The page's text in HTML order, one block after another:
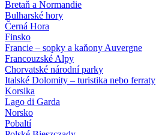
Bretaň a Normandie
Bulharské hory
Černá Hora
Finsko
Francie – sopky a kaňony Auvergne
Francouzské Alpy
Chorvatské národní parky
Italské Dolomity – turistika nebo ferraty
Korsika
Lago di Garda
Norsko
Pobaltí